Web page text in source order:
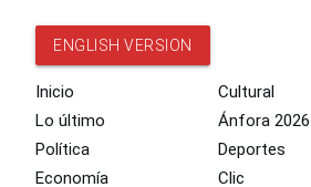
ENGLISH VERSION
Inicio
Lo último
Política
Economía
Cultural
Ánfora 2026
Deportes
Clic